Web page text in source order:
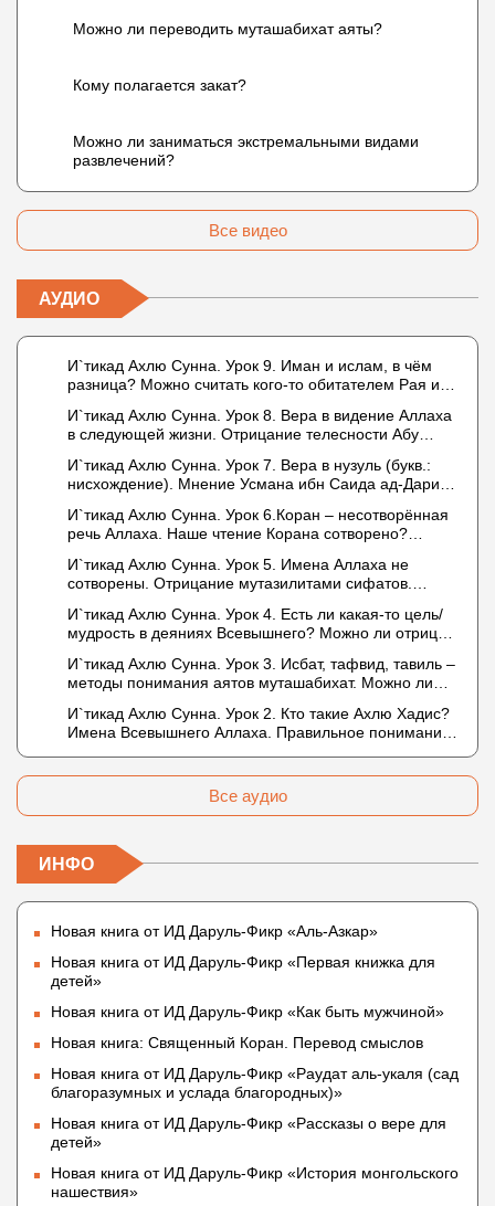
Можно ли переводить муташабихат аяты?
Кому полагается закат?
Можно ли заниматься экстремальными видами
развлечений?
Все видео
АУДИО
И`тикад Ахлю Сунна. Урок 9. Иман и ислам, в чём
разница? Можно считать кого-то обитателем Рая или
И`тикад Ахлю Сунна. Урок 8. Вера в видение Аллаха
в следующей жизни. Отрицание телесности Абу
Усмана ибн Саида ад-Дарими. Иман – это слова,
дела и познание
И`тикад Ахлю Сунна. Урок 7. Вера в нузуль (букв.:
нисхождение). Мнение Усмана ибн Саида ад-Дарими
описывается физическим движением?
И`тикад Ахлю Сунна. Урок 6.Коран – несотворённая
речь Аллаха. Наше чтение Корана сотворено?
И`тикад Ахлю Сунна. Урок 5. Имена Аллаха не
сотворены. Отрицание мутазилитами сифатов.
И`тикад Ахлю Сунна. Урок 4. Есть ли какая-то цель/
мудрость в деяниях Всевышнего? Можно ли отрицать
не пришло в Коране и Сунне? Концепция ибн
Таймийи
И`тикад Ахлю Сунна. Урок 3. Исбат, тафвид, тавиль –
методы понимания аятов муташабихат. Можно ли
Что означает утверждение сифата «биля кейфа»
(без образа)?
И`тикад Ахлю Сунна. Урок 2. Кто такие Ахлю Хадис?
Имена Всевышнего Аллаха. Правильное понимание
Все аудио
ИНФО
Новая книга от ИД Даруль-Фикр «Аль-Азкар»
Новая книга от ИД Даруль-Фикр «Первая книжка для
детей»
Новая книга от ИД Даруль-Фикр «Как быть мужчиной»
Новая книга: Священный Коран. Перевод смыслов
Новая книга от ИД Даруль-Фикр «Раудат аль-укаля (cад
благоразумных и услада благородных)»
Новая книга от ИД Даруль-Фикр «Рассказы о вере для
детей»
Новая книга от ИД Даруль-Фикр «История монгольского
нашествия»